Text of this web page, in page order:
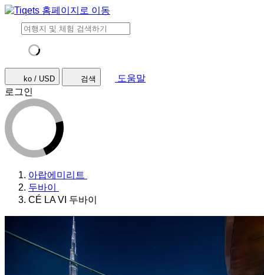
ko / USD 검색
도움말
로그인
아랍에미리트
두바이
CÉ LA VI 두바이